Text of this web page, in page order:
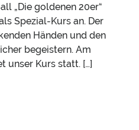
„Die goldenen 20er“
Spezial-Kurs an. Der
Händen und den
begeistern. Am
unser Kurs statt. […]